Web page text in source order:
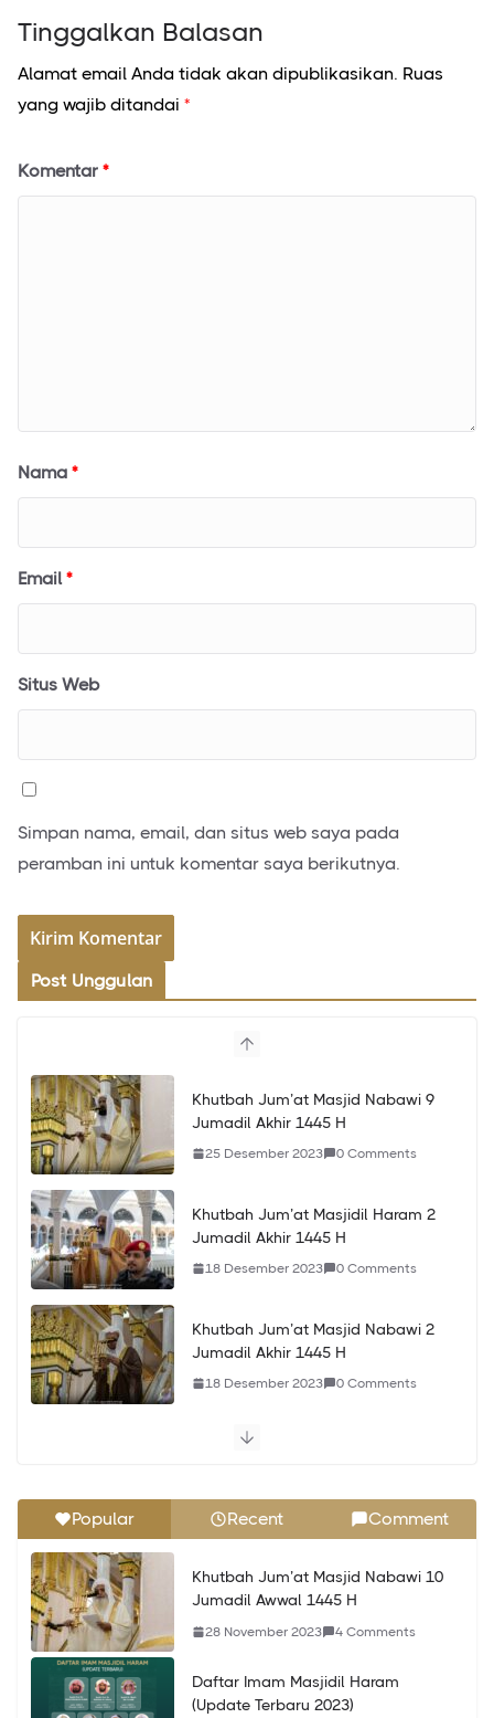
Tinggalkan Balasan
Alamat email Anda tidak akan dipublikasikan. Ruas
yang wajib ditandai *
Komentar *
Nama *
Email*
Situs Web
Simpan nama, email, dan situs web saya pada
peramban ini untuk komentar saya berikutnya.
Post Unggulan
Khutbah Jum’at Masjid Nabawi 9
Jumadil Akhir 1445 H
25 Desember 2023 0 Comments
Khutbah Jum’at Masjidil Haram 2
Jumadil Akhir 1445 H
18 Desember 2023 0 Comments
Khutbah Jum’at Masjid Nabawi 2
Jumadil Akhir 1445 H
18 Desember 2023 0 Comments
Khutbah Jum’at Masjidil Haram 24 Jumadil Awwal
10 Desember 2023 0 Comments
Khutbah Jum’at Masjid Nabawi 24 Jumadil Awwal
1445 H
10 Desember 2023
Khutbah Jum’at Masjidil Haram 9
Jumadil Akhir 1445 H
Popular Recent Comment
Khutbah Jum’at Masjid Nabawi 10
Jumadil Awwal 1445 H
28 November 2023 4 Comments
Daftar Imam Masjidil Haram
(Update Terbaru 2023)